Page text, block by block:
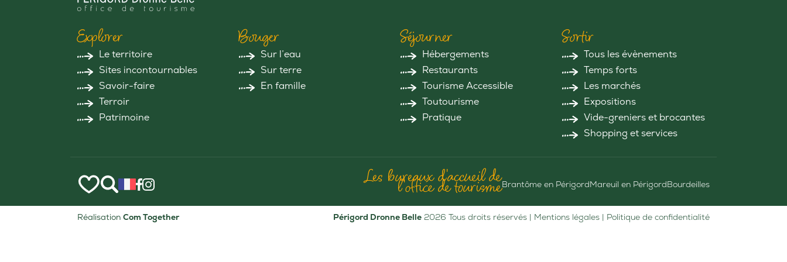
Explorer
Le territoire
Sites incontournables
Savoir-faire
Terroir
Patrimoine
Bouger
Sur l’eau
Sur terre
En famille
Séjourner
Hébergements
Restaurants
Tourisme Accessible
Toutourisme
Pratique
Sortir
Tous les évènements
Temps forts
Les marchés
Expositions
Vide-greniers et brocantes
Shopping et services
Les bureaux d'accueil de
l'office de tourismeBrantôme en PérigordMareuil en PérigordBourdeilles
Réalisation Com Together Périgord Dronne Belle 2026 Tous droits réservés | Mentions légales | Politique de confidentialité